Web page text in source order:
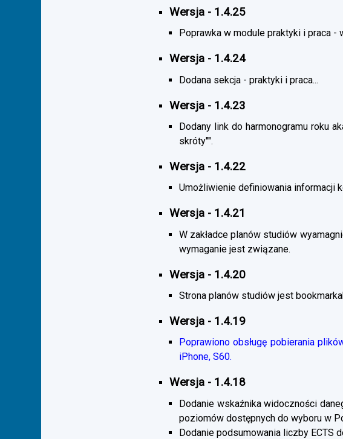
Wersja - 1.4.25
Poprawka w module praktyki i praca -
Wersja - 1.4.24
Dodana sekcja - praktyki i praca...
Wersja - 1.4.23
Dodany link do harmonogramu roku
skróty"".
Wersja - 1.4.22
Umożliwienie definiowania informacji
Wersja - 1.4.21
W zakładce planów studiów
wymaganie jest związane.
Wersja - 1.4.20
Strona planów studiów jest
Wersja - 1.4.19
Poprawiono obsługę pobierania
iPhone, S60.
Wersja - 1.4.18
Dodanie wskaźnika widoczności
poziomów dostępnych do wyboru w
Dodanie podsumowania liczby ECTS